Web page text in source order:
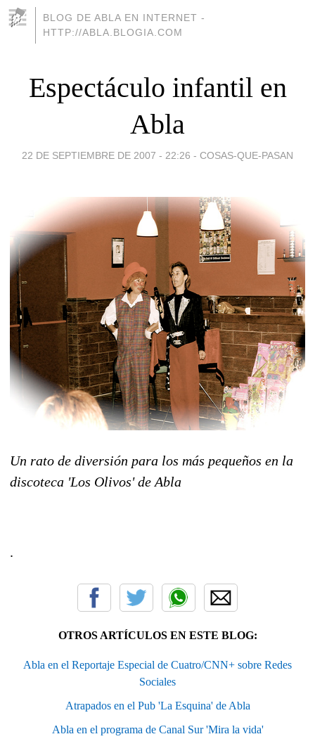
BLOG DE ABLA EN INTERNET -
HTTP://ABLA.BLOGIA.COM
Espectáculo infantil en
Abla
22 DE SEPTIEMBRE DE 2007 - 22:26 - COSAS-QUE-PASAN
Un rato de diversión para los más pequeños en la
discoteca 'Los Olivos' de Abla
.
OTROS ARTÍCULOS EN ESTE BLOG:
Abla en el Reportaje Especial de Cuatro/CNN+ sobre Redes
Sociales
Atrapados en el Pub 'La Esquina' de Abla
Abla en el programa de Canal Sur 'Mira la vida'